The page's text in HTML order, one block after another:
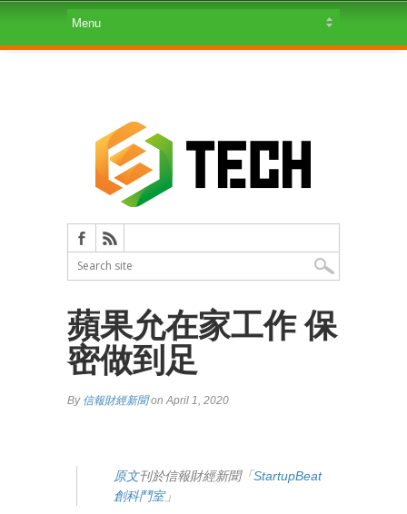
蘋果允在家工作 保
密做到足
By 信報財經新聞on April 1, 2020
原文刊於信報財經新聞「StartupBeat
創科鬥室」